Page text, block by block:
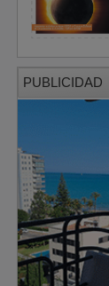
PUBLICIDAD